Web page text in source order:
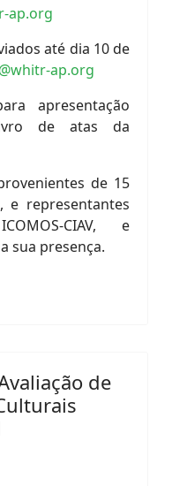
ap.org
até dia 10 de
ap.org
apresentação
de atas da
de 15
e representantes
CIAV, e
sua presença.
de